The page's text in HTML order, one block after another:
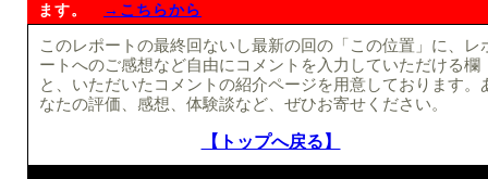
ます。
→こちらから
このレポートの最終回ないし最新の回の「この位置」に、レ
ートへのご感想など自由にコメントを入力していただける欄
と、いただいたコメントの紹介ページを用意しております。
なたの評価、感想、体験談など、ぜひお寄せください。
【トップへ戻る】